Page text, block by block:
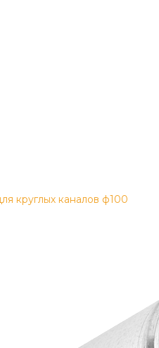
круглых каналов ф100